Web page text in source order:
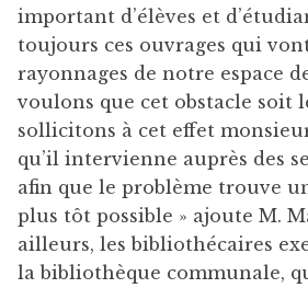
important d’élèves et
toujours ces ouvrages qui
rayonnages de notre espace
voulons que cet obstacle soit
sollicitons à cet effet
qu’il intervienne auprès des
afin que le problème trouve
plus tôt possible » ajoute M.
ailleurs, les bibliothécaires
la bibliothèque communale,